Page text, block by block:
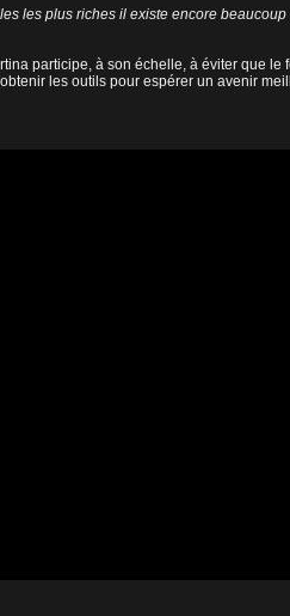
les plus riches il existe encore
participe, à son échelle, à éviter que le
les outils pour espérer un avenir